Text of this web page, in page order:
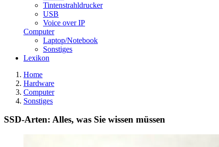
Tintenstrahldrucker
USB
Voice over IP
Computer
Laptop/Notebook
Sonstiges
Lexikon
Home
Hardware
Computer
Sonstiges
SSD-Arten: Alles, was Sie wissen müssen